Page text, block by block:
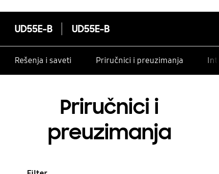
UD55E-B UD55E-B
Rešenja i saveti Priručnici i preuzimanja
Priručnici i
preuzimanja